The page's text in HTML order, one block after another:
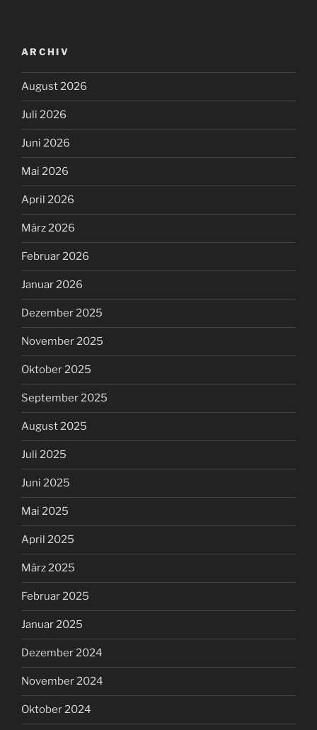
ARCHIV
August 2026
Juli 2026
Juni 2026
Mai 2026
April 2026
März 2026
Februar 2026
Januar 2026
Dezember 2025
November 2025
Oktober 2025
September 2025
August 2025
Juli 2025
Juni 2025
Mai 2025
April 2025
März 2025
Februar 2025
Januar 2025
Dezember 2024
November 2024
Oktober 2024